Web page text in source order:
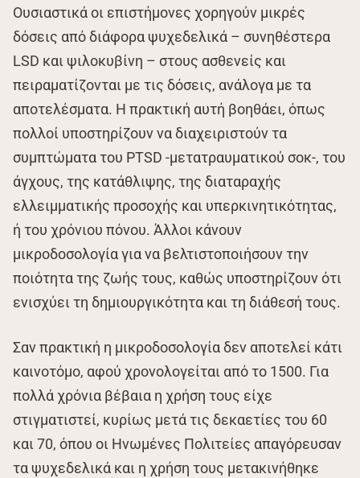
Ουσιαστικά οι επιστήμονες χορηγούν μικρές
δόσεις από διάφορα ψυχεδελικά – συνηθέστερα
LSD και ψιλοκυβίνη – στους ασθενείς και
πειραματίζονται με τις δόσεις, ανάλογα με τα
αποτελέσματα. Η πρακτική αυτή βοηθάει, όπως
πολλοί υποστηρίζουν να διαχειριστούν τα
συμπτώματα του PTSD -μετατραυματικού σοκ-, του
άγχους, της κατάθλιψης, της διαταραχής
ελλειμματικής προσοχής και υπερκινητικότητας,
ή του χρόνιου πόνου. Άλλοι κάνουν
μικροδοσολογία για να βελτιστοποιήσουν την
ποιότητα της ζωής τους, καθώς υποστηρίζουν ότι
ενισχύει τη δημιουργικότητα και τη διάθεσή τους.
Σαν πρακτική η μικροδοσολογία δεν αποτελεί κάτι
καινοτόμο, αφού χρονολογείται από το 1500. Για
πολλά χρόνια βέβαια η χρήση τους είχε
στιγματιστεί, κυρίως μετά τις δεκαετίες του 60
και 70, όπου οι Ηνωμένες Πολιτείες απαγόρευσαν
τα ψυχεδελικά και η χρήση τους μετακινήθηκε